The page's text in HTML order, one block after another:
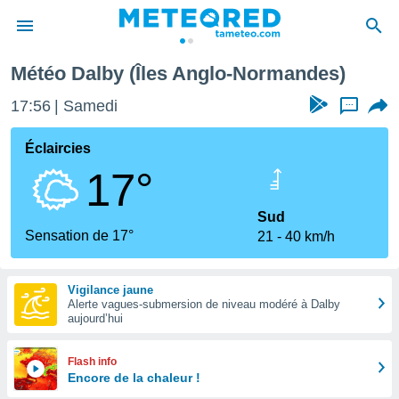
de
Météo Dalby (Îles Anglo-Normandes)
17:56 Samedi ...
Éclaircies
17°
Sensation de 17°
Sud
21
40 km/h
Vigilance jaune
Alerte vagues-submersion de niveau modéré à Dalby
aujourd’hui
Flash info
Encore de la chaleur !